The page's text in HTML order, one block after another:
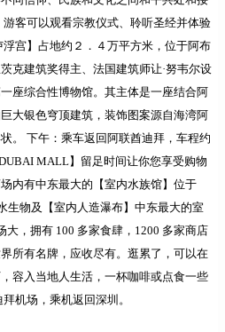
客可以观看宗教仪式、聆听圣经并体验
宫】 占地约２．４万平方米，位于阿布
克建筑奖得主、法国建筑师让·努韦尔设
座综合性博物馆。其主体是一座结合阿
大银色穹顶建筑，装饰图案源自海湾阿
。 下午： 乘车返回阿联酋迪拜，车程约
MALL】 留足时间让你您享受购物
内有中东最大的 【室内水族馆】 位于
生物及
【室内人造瀑布】 中东最大的室
大，拥有 100 多家食肆，1200 多家商店
所有名牌，应收尽有。逛累了，可以在
容入当地人生活，一杯咖啡或点食一些
机场，乘机返回深圳。